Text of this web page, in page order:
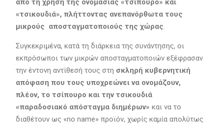
από τη χρήση της ονομασίας «τσίπουρο» και
«τσικουδιά», πλήττοντας ανεπανόρθωτα τους
μικρούς αποσταγματοποιούς της χώρας.
Συγκεκριμένα, κατά τη διάρκεια της συνάντησης, οι
εκπρόσωποι των μικρών αποσταγματοποιών εξέφρασαν
την έντονη αντίθεσή τους στη σκληρή κυβερνητική
απόφαση που τους υποχρεώνει να ονομάζουν,
πλέον, το τσίπουρο και την τσικουδιά
«παραδοσιακό απόσταγμα διημέρων» και να το
διαθέτουν ως «no name» προϊόν, χωρίς καμία απολύτως